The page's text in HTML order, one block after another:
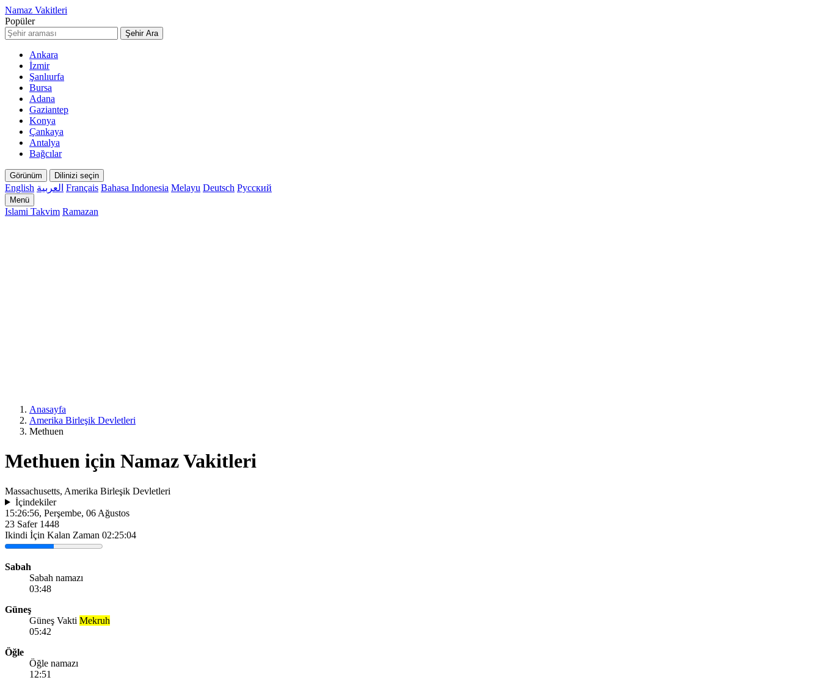
Namaz Vakitleri
Popüler
Şehir Ara
Ankara
İzmir
Şanlıurfa
Bursa
Adana
Gaziantep
Konya
Çankaya
Antalya
Bağcılar
Görünüm Dilinizi seçin
English العربية Français Bahasa Indonesia Melayu Deutsch Русский
Menü
Islami Takvim Ramazan
Anasayfa
Amerika Birleşik Devletleri
Methuen
Methuen için Namaz Vakitleri
Massachusetts, Amerika Birleşik Devletleri
İçindekiler
15:26:56, Perşembe, 06 Ağustos
23 Safer 1448
Ikindi İçin Kalan Zaman 02:25:04
Sabah
Sabah namazı
03:48
Güneş
Güneş Vakti Mekruh
05:42
Öğle
Öğle namazı
12:51